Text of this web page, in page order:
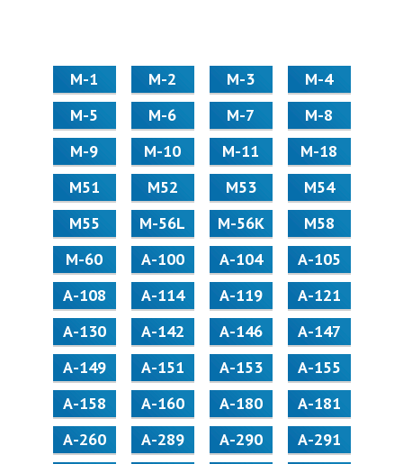
М-1 М-2 М-3
М-4
М-5
М-6 М-7
М-8
М-9
М-10 М-11
М-18
М51
М52 М53
М54
М55
M-56L M-56K
М58
M-60
А-100 А-104
А-105
А-108
А-114 А-119
А-121
А-130
А-142 А-146
А-147
А-149
А-151 А-153
А-155
А-158
А-160 А-180
А-181
А-260
А-289 А-290
А-291